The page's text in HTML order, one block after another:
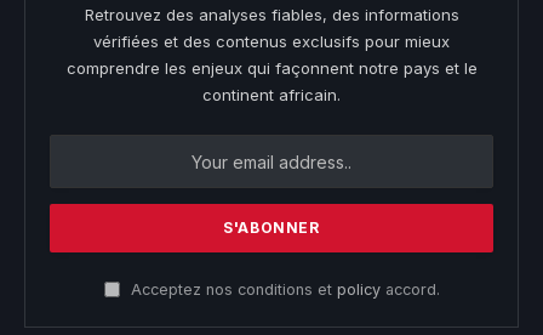
Retrouvez des analyses fiables, des informations
vérifiées et des contenus exclusifs pour mieux
comprendre les enjeux qui façonnent notre pays et le
continent africain.
Acceptez nos conditions et policyaccord.